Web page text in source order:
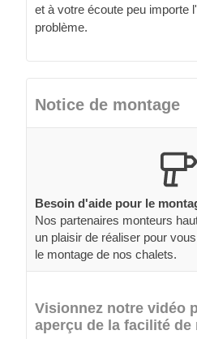
et à votre écoute peu importe
problème.
Notice de montage
Besoin d'aide pour le
Nos partenaires monteurs
un plaisir de réaliser pour
le montage de nos chalets.
Visionnez notre vidéo
aperçu de la facilité de